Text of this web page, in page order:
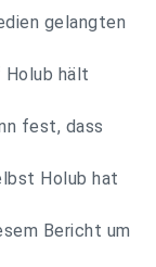
gelangten
Holub hält
fest, dass
Holub hat
Bericht um